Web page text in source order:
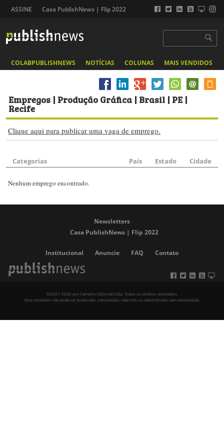
ASSINE Casa PublishNews | Flip 2022
COLABPUBLISHNEWS NOTÍCIAS COLUNAS MAIS VENDIDOS
Empregos | Produção Gráfica | Brasil | PE |
Recife
Clique aqui para publicar uma vaga de emprego.
Categorias País Estado Cidade
Nenhum emprego encontrado.
Newsletters
Casa PublishNews | Flip 2022
Institucional Anuncie FAQ Contato
©2001-2026 por Carrenho Editorial Ltda. Todos os direitos reservados.
Este conteúdo não pode ser publicado, transmitido, reescrito ou redistribuído sem autorização.